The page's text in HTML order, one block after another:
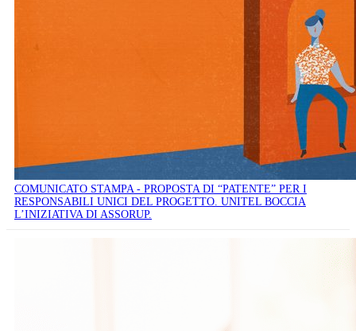
COMUNICATO STAMPA - PROPOSTA DI “PATENTE” PER I
RESPONSABILI UNICI DEL PROGETTO. UNITEL BOCCIA
L’INIZIATIVA DI ASSORUP.